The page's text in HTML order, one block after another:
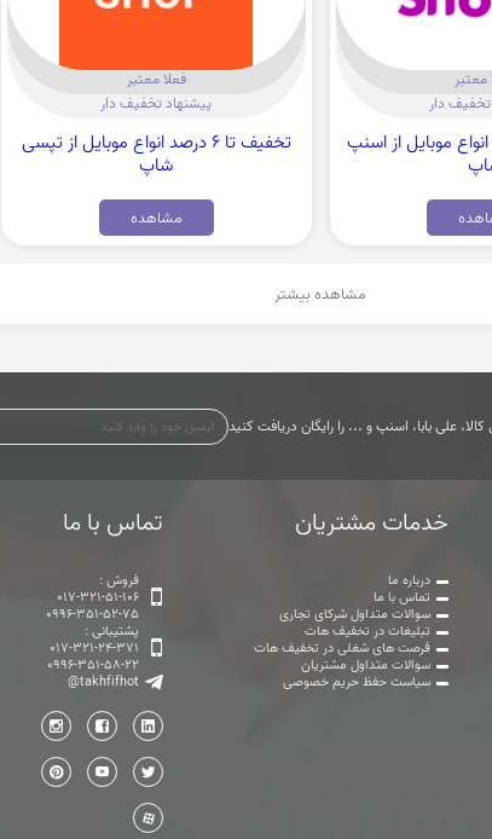
معتبر
دار
10 درصد انواع موبایل از اسنپ
فعلا معتبر
پیشنهاد تخفیف دار
تخفیف تا 6 درصد انواع موبایل از تپسی
شاپ
مشاهده
مشاهده بیشتر
علی بابا، اسنپ و ... را رایگان دریافت کنید
خدمات مشتریان
درباره ما
تماس با ما
سوالات متداول شرکای تجاری
تبلیغات در تخفیف هات
فرصت های شغلی در تخفیف هات
سوالات متداول مشتریان
سیاست حفظ حریم خصوصی
تماس با ما
فروش :
017-321-51-106
0996-351-52-75
پشتیبانی :
017-321-24-371
0996-351-58-22
@takhfifhot